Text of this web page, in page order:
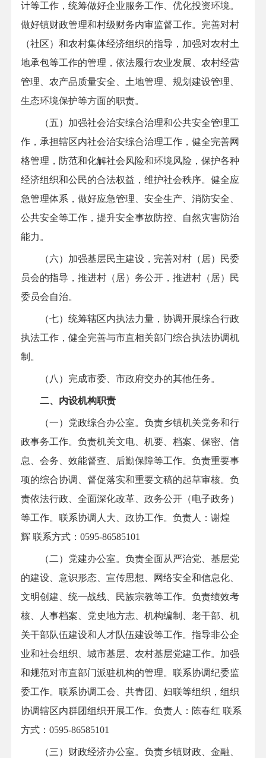
计等工作，统筹做好企业服务工作、优化投资环境。
做好镇财政管理和村级财务内审监督工作。完善对村
（社区）和农村集体经济组织的指导，加强对农村土
地承包等工作的管理，依法履行农业发展、农村经营
管理、农产品质量安全、土地管理、规划建设管理、
生态环境保护等方面的职责。
（五）加强社会治安综合治理和公共安全管理工
作，承担辖区内社会治安综合治理工作，健全完善网
格管理，防范和化解社会风险和环境风险，保护各种
经济组织和公民的合法权益，维护社会秩序。健全应
急管理体系，做好应急管理、安全生产、消防安全、
公共安全等工作，提升安全事故防控、自然灾害防治
能力。
（六）加强基层民主建设，完善对村（居）民委
员会的指导，推进村（居）务公开，推进村（居）民
委员会自治。
（七）统筹辖区内执法力量，协调开展综合行政
执法工作，健全完善与市直相关部门综合执法协调机
制。
（八）完成市委、市政府交办的其他任务。
二、内设机构职责
（一）党政综合办公室。负责乡镇机关党务和行
政事务工作。负责机关文电、机要、档案、保密、信
息、会务、效能督查、后勤保障等工作。负责重要事
项的综合协调、督促落实和重要文稿的起草审核。负
责依法行政、全面深化改革、政务公开（电子政务）
等工作。联系协调人大、政协工作。负责人：谢煌
辉 联系方式：0595-86585101
（二）党建办公室。负责全面从严治党、基层党
的建设、意识形态、宣传思想、网络安全和信息化、
文明创建、统一战线、民族宗教等工作。负责绩效考
核、人事档案、党史地方志、机构编制、老干部、机
关干部队伍建设和人才队伍建设等工作。指导非公企
业和社会组织、城市基层、农村基层党建工作。加强
和规范对市直部门派驻机构的管理。联系协调纪委监
委工作。联系协调工会、共青团、妇联等组织，组织
协调辖区内群团组织开展工作。负责人：陈春红 联系
方式：0595-86585101
（三）财政经济办公室。负责乡镇财政、金融、